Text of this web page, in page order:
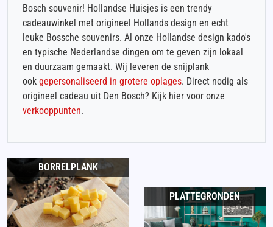
Bosch souvenir! Hollandse Huisjes is een trendy
cadeauwinkel met origineel Hollands design en echt
leuke Bossche souvenirs. Al onze Hollandse design kado's
en typische Nederlandse dingen om te geven zijn lokaal
en duurzaam gemaakt. Wij leveren de snijplank
ook gepersonaliseerd in grotere oplages. Direct nodig als
origineel cadeau uit Den Bosch? Kijk hier voor onze
verkooppunten.
BORRELPLANK
PLATTEGRONDEN